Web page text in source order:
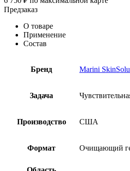
Предзаказ
О товаре
Применение
Состав
Бренд Marini
Задача
Производство США
Формат Очищающий